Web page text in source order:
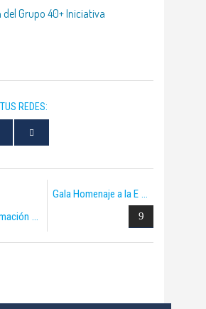
Grupo 40+ Iniciativa
REDES:
Gala Homenaje a la E